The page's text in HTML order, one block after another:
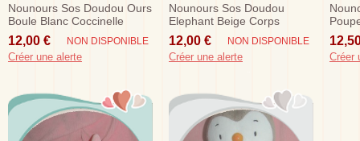
Nounours Sos Doudou Ours
Boule Blanc Coccinelle
12,00 € NON DISPONIBLE
Créer une alerte
Nounours Sos Doudou
Elephant Beige Corps
Rouge
12,00 € NON DISPONIBLE
Créer une alerte Créer